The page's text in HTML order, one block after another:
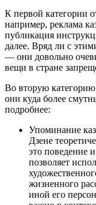
К первой категории
например, реклама
публикация
далее. Вряд ли с
— они довольно
вещи в стране
Во вторую
они куда более
подробнее:
Упоминание
Дзене
это поведение
позволяет
жизненного
иной его